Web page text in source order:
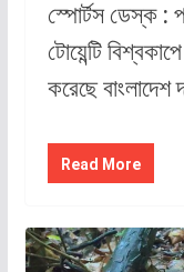
স্পোর্টস ডেস্ক :
টোয়েন্টি
করেছে
Read More